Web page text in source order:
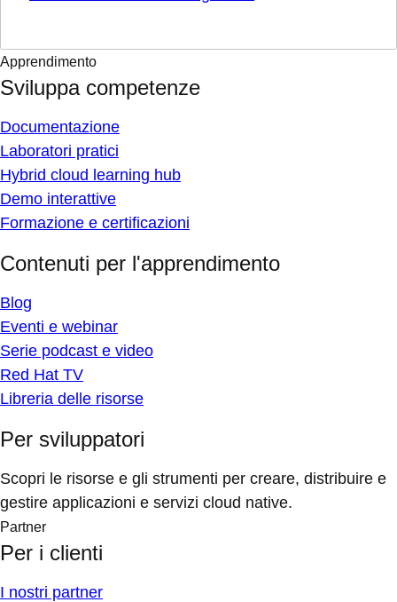
Apprendimento
Sviluppa competenze
Documentazione
Laboratori pratici
Hybrid cloud learning hub
Demo interattive
Formazione e certificazioni
Contenuti per l'apprendimento
Blog
Eventi e webinar
Serie podcast e video
Red Hat TV
Libreria delle risorse
Per sviluppatori
Scopri le risorse e gli strumenti per creare, distribuire e
gestire applicazioni e servizi cloud native.
Partner
Per i clienti
I nostri partner